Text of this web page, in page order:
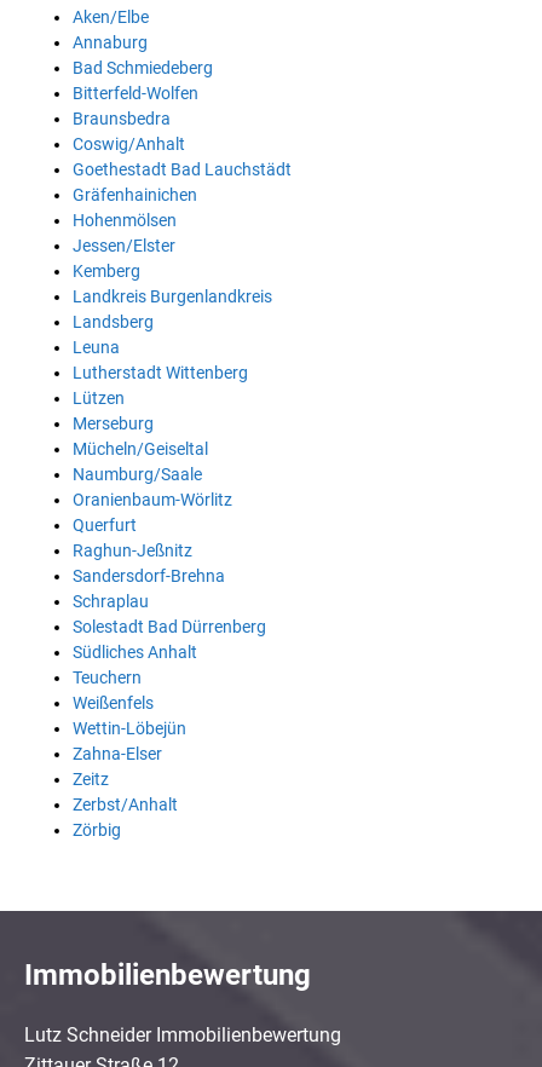
Aken/Elbe
Annaburg
Bad Schmiedeberg
Bitterfeld-Wolfen
Braunsbedra
Coswig/Anhalt
Goethestadt Bad Lauchstädt
Gräfenhainichen
Hohenmölsen
Jessen/Elster
Kemberg
Landkreis Burgenlandkreis
Landsberg
Leuna
Lutherstadt Wittenberg
Lützen
Merseburg
Mücheln/Geiseltal
Naumburg/Saale
Oranienbaum-Wörlitz
Querfurt
Raghun-Jeßnitz
Sandersdorf-Brehna
Schraplau
Solestadt Bad Dürrenberg
Südliches Anhalt
Teuchern
Weißenfels
Wettin-Löbejün
Zahna-Elser
Zeitz
Zerbst/Anhalt
Zörbig
Immobilienbewertung
Lutz Schneider Immobilienbewertung